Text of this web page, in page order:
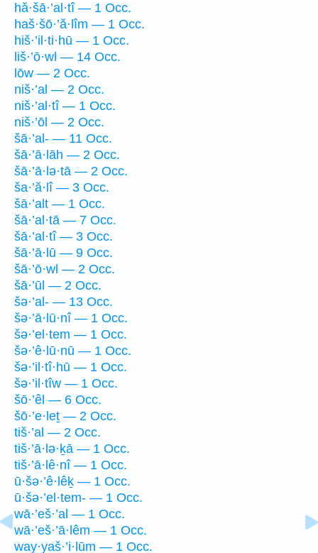
hă·šā·’al·tî — 1 Occ.
haš·šō·’ă·lîm — 1 Occ.
hiš·’il·ti·hū — 1 Occ.
liš·’ō·wl — 14 Occ.
lōw — 2 Occ.
niš·’al — 2 Occ.
niš·’al·tî — 1 Occ.
niš·’ōl — 2 Occ.
šā·’al- — 11 Occ.
šā·’ā·lāh — 2 Occ.
šā·’ā·lə·tā — 2 Occ.
ša·’ă·lî — 3 Occ.
šā·’alt — 1 Occ.
šā·’al·tā — 7 Occ.
šā·’al·tî — 3 Occ.
šā·’ā·lū — 9 Occ.
šā·’ō·wl — 2 Occ.
šā·’ūl — 2 Occ.
šə·’al- — 13 Occ.
šə·’ā·lū·nî — 1 Occ.
šə·’el·tem — 1 Occ.
šə·’ê·lū·nū — 1 Occ.
šə·’il·tî·hū — 1 Occ.
šə·’il·tîw — 1 Occ.
šō·’êl — 6 Occ.
šō·’e·leṯ — 2 Occ.
tiš·’al — 2 Occ.
tiš·’ā·lə·ḵā — 1 Occ.
tiš·’ā·lê·nî — 1 Occ.
ū·šə·’ê·lêḵ — 1 Occ.
ū·šə·’el·tem- — 1 Occ.
wā·’eš·’al — 1 Occ.
wā·’eš·’ā·lêm — 1 Occ.
way·yaš·’i·lūm — 1 Occ.